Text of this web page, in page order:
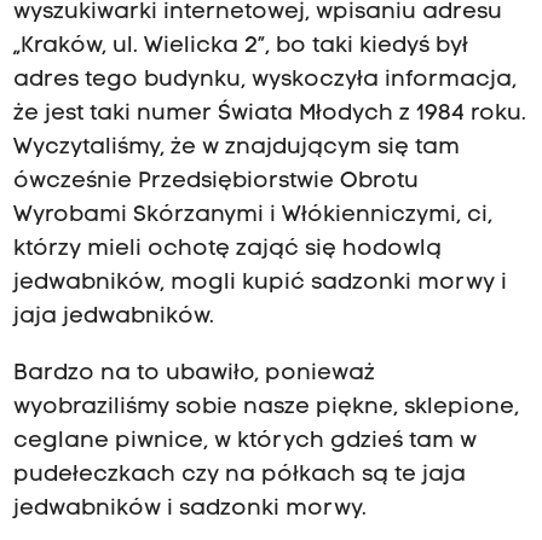
wyszukiwarki internetowej, wpisaniu adresu
„Kraków, ul. Wielicka 2”, bo taki kiedyś był
adres tego budynku, wyskoczyła informacja,
że jest taki numer Świata Młodych z 1984 roku.
Wyczytaliśmy, że w znajdującym się tam
ówcześnie Przedsiębiorstwie Obrotu
Wyrobami Skórzanymi i Włókienniczymi, ci,
którzy mieli ochotę zająć się hodowlą
jedwabników, mogli kupić sadzonki morwy i
jaja jedwabników.
Bardzo na to ubawiło, ponieważ
wyobraziliśmy sobie nasze piękne, sklepione,
ceglane piwnice, w których gdzieś tam w
pudełeczkach czy na półkach są te jaja
jedwabników i sadzonki morwy.